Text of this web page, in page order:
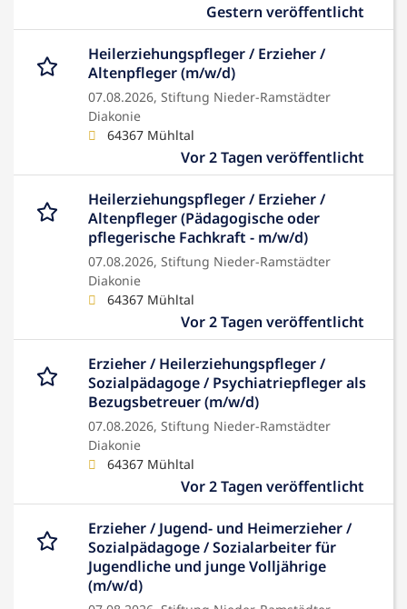
Gestern veröffentlicht
Heilerziehungspfleger / Erzieher /
Altenpfleger (m/w/d)
07.08.2026, Stiftung Nieder-Ramstädter
Diakonie
64367 Mühltal
Vor 2 Tagen veröffentlicht
Heilerziehungspfleger / Erzieher /
Altenpfleger (Pädagogische oder
pflegerische Fachkraft - m/w/d)
07.08.2026, Stiftung Nieder-Ramstädter
Diakonie
64367 Mühltal
Vor 2 Tagen veröffentlicht
Erzieher / Heilerziehungspfleger /
Sozialpädagoge / Psychiatriepfleger als
Bezugsbetreuer (m/w/d)
07.08.2026, Stiftung Nieder-Ramstädter
Diakonie
64367 Mühltal
Vor 2 Tagen veröffentlicht
Erzieher / Jugend- und Heimerzieher /
Sozialpädagoge / Sozialarbeiter für
Jugendliche und junge Volljährige
(m/w/d)